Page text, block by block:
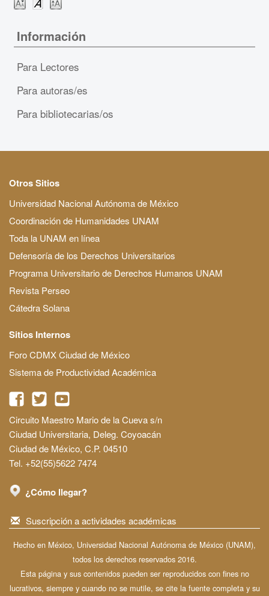
Información
Para Lectores
Para autoras/es
Para bibliotecarias/os
Otros Sitios
Universidad Nacional Autónoma de México
Coordinación de Humanidades UNAM
Toda la UNAM en línea
Defensoría de los Derechos Universitarios
Programa Universitario de Derechos Humanos UNAM
Revista Perseo
Cátedra Solana
Sitios Internos
Foro CDMX Ciudad de México
Sistema de Productividad Académica
Circuito Maestro Mario de la Cueva s/n
Ciudad Universitaria, Deleg. Coyoacán
Ciudad de México, C.P. 04510
Tel. +52(55)5622 7474
¿Cómo llegar?
Suscripción a actividades académicas
Hecho en México, Universidad Nacional Autónoma de México (UNAM),
todos los derechos reservados 2016.
Esta página y sus contenidos pueden ser reproducidos con fines no
lucrativos, siempre y cuando no se mutile, se cite la fuente completa y su